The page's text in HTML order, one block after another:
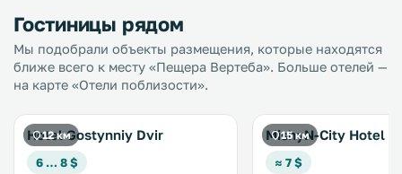
Гостиницы рядом
Мы подобрали объекты размещения, которые находятся
ближе всего к месту «Пещера Вертеба». Больше отелей —
на карте «Отели поблизости».
12 км
Hotel Gostynniy Dvir
6 … 8 $
15 км
MishyN-City Hotel
≈ 7 $